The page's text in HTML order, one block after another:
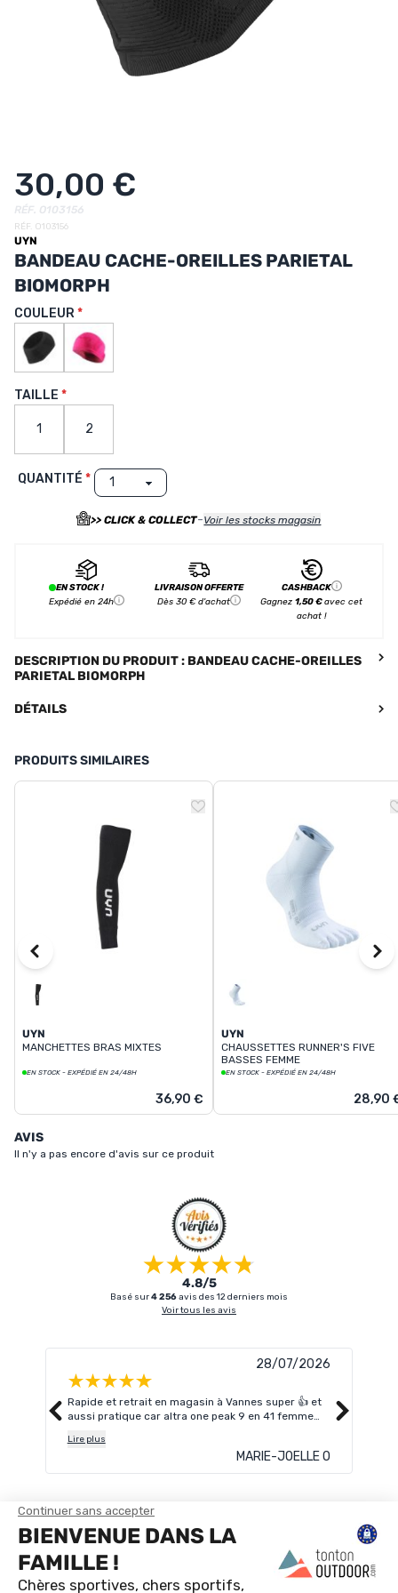
MES FAVORIS
LE BLOG DES TONTONS
CONTACT
30,00 €
RÉF. O103156
RÉF. O103156
UYN
BANDEAU CACHE-OREILLES PARIETAL
BIOMORPH
COULEUR
TAILLE
1 2
QUANTITÉ
>> CLICK & COLLECT-Voir les stocks magasin
EN STOCK !
Expédié en 24h
LIVRAISON OFFERTE
Dès 30 € d'achat
CASHBACK
Gagnez 1,50 €avec cet
achat !
DESCRIPTION DU PRODUIT : BANDEAU CACHE-OREILLES
PARIETAL BIOMORPH
DÉTAILS
PRODUITS SIMILAIRES
UYN
MANCHETTES BRAS MIXTES
EN STOCK - EXPÉDIÉ EN 24/48H
36,90 €
UYN
CHAUSSETTES RUNNER'S FIVE
BASSES FEMME
EN STOCK - EXPÉDIÉ EN 24/48H
28,90
AVIS
Il n'y a pas encore d'avis sur ce produit
4.8/5
Basé sur4 256avis des 12 derniers mois
Voir tous les avis
28/07/2026
Rapide et retrait en magasin à Vannes super 👍 et
aussi pratique car altra one peak 9 en 41 femme
Lire plus
MARIE-JOELLE O